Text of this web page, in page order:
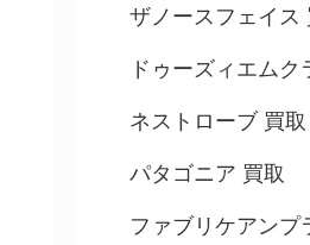
ザノースフェイス
ドゥーズィエムク
ネストローブ 買取
パタゴニア 買取
ファブリケアンプ